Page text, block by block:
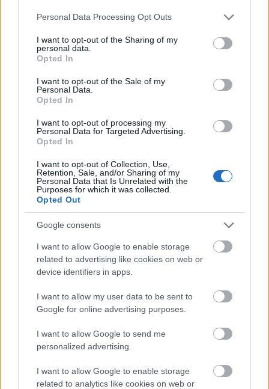
Please note that this website/app uses one or more Google
not limited to your visit or usage behaviour. You may click to
grant or deny consent to Google and its third-party tags to
use your data for below specified purposes in below Google
consent section.
Personal Data Processing Opt Outs
I want to opt-out of the Sharing of my
personal data.
Opted In
I want to opt-out of the Sale of my
Personal Data.
Opted In
I want to opt-out of processing my
Personal Data for Targeted Advertising.
Opted In
I want to opt-out of Collection, Use,
Retention, Sale, and/or Sharing of my
Personal Data that Is Unrelated with the
Purposes for which it was collected.
Opted Out
Google consents
I want to allow Google to enable storage
related to advertising like cookies on web or
device identifiers in apps.
I want to allow my user data to be sent to
Google for online advertising purposes.
I want to allow Google to send me
personalized advertising.
I want to allow Google to enable storage
related to analytics like cookies on web or
autópálya útépítés M1-es autópálya Bicske
M1 bővítés: már zajlik a teljesen új Bicske Kelet
csomópont építése
Tizenegy meglévő csomópontot korszerűsít és négy új,
különszintű csomópontot hoz létre az MKIF az M1-es
bővítésénél.
csomópont épül Angyalföldön
Másfélszeresére bővítik
iskoláját